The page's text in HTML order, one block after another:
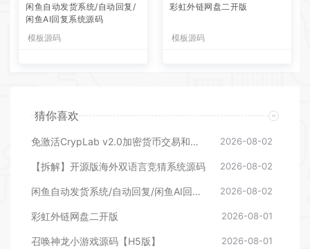
闲鱼自动发货系统/自动回复/
闲鱼AI回复系统源码
模板源码
彩虹外链网盘二开版
模板源码
猜你喜欢
免激活CrypLab v2.0加密货币交易和拍卖系统源码，前台新增中文后台全部汉化 2026-08-02
【拆解】开源版海外双语言竞猜系统源码 2026-08-02
闲鱼自动发货系统/自动回复/闲鱼AI回复系统源码 2026-08-02
彩虹外链网盘二开版 2026-08-01
召唤神龙小游戏源码【H5版】 2026-08-01